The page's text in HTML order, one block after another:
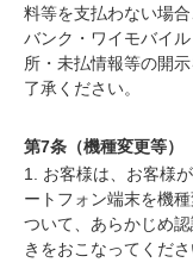
料等を支払わない場
バンク・ワイモバイ
所・未払情報等の開
了承ください。
第7条（機種変更等）
1. お客様は、お客様
ートフォン端末を機
ついて、あらかじめ
きをおこなってくださ